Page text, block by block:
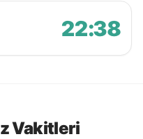
22:38
Vakitleri